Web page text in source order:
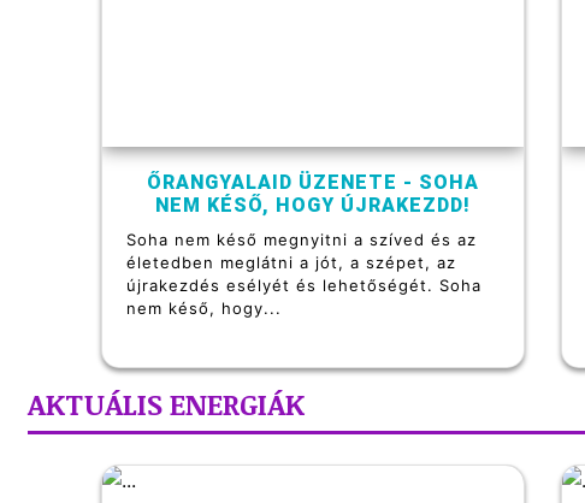
ŐRANGYALAID ÜZENETE - SOHA
NEM KÉSŐ, HOGY ÚJRAKEZDD!
Soha nem késő megnyitni a szíved és az
életedben meglátni a jót, a szépet, az
újrakezdés esélyét és lehetőségét. Soha
nem késő, hogy...
AKTUÁLIS ENERGIÁK